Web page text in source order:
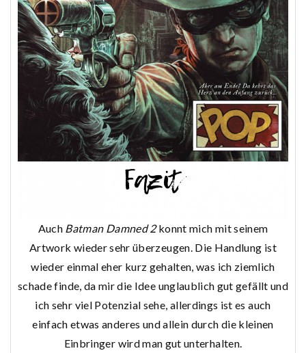
Auch Batman Damned 2konnt mich mit seinem
Artwork wieder sehr überzeugen. Die Handlung ist
wieder einmal eher kurz gehalten, was ich ziemlich
schade finde, da mir die Idee unglaublich gut gefällt und
ich sehr viel Potenzial sehe, allerdings ist es auch
einfach etwas anderes und allein durch die kleinen
Einbringer wird man gut unterhalten.